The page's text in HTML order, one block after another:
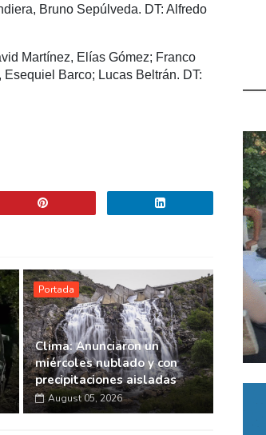
Bruno Sepúlveda. DT: Alfredo
Martínez, Elías Gómez; Franco
Barco; Lucas Beltrán. DT:
Portada
Clima: Anunciaron un
miércoles nublado y con
precipitaciones aisladas
August 05, 2026